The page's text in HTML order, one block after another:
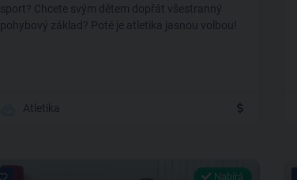
sport? Chcete svým dětem dopřát všestranný
pohybový základ? Poté je atletika jasnou volbou!
Atletika
Nabírá